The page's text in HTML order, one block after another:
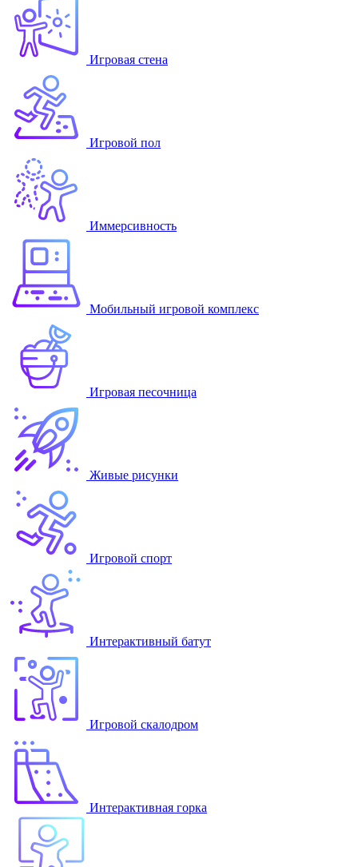
Игровая стена
Игровой пол
Иммерсивность
Мобильный игровой комплекс
Игровая песочница
Живые рисунки
Игровой спорт
Интерактивный батут
Игровой скалодром
Интерактивная горка